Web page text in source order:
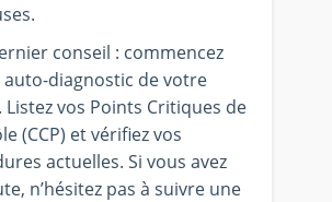
conseil : commencez
auto-diagnostic de votre
Listez vos Points Critiques de
(CCP) et vérifiez vos
actuelles. Si vous avez
n’hésitez pas à suivre une